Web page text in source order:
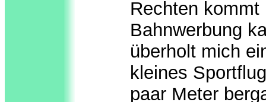
Rechten
Bahnwerbung
überholt mich
kleines
paar Meter